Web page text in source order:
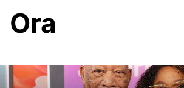
Ora